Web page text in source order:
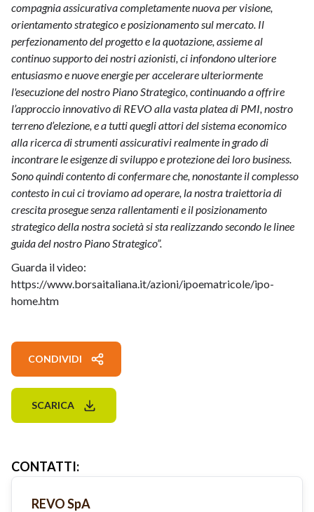
compagnia assicurativa completamente nuova per visione,
orientamento strategico e posizionamento sul mercato. Il
perfezionamento del progetto e la quotazione, assieme al
continuo supporto dei nostri azionisti, ci infondono ulteriore
entusiasmo e nuove energie per accelerare ulteriormente
l'esecuzione del nostro Piano Strategico, continuando a offrire
l’approccio innovativo di REVO alla vasta platea di PMI, nostro
terreno d’elezione, e a tutti quegli attori del sistema economico
alla ricerca di strumenti assicurativi realmente in grado di
incontrare le esigenze di sviluppo e protezione dei loro business.
Sono quindi contento di confermare che, nonostante il complesso
contesto in cui ci troviamo ad operare, la nostra traiettoria di
crescita prosegue senza rallentamenti e il posizionamento
strategico della nostra società si sta realizzando secondo le linee
guida del nostro Piano Strategico”.
Guarda il video:
https://www.borsaitaliana.it/azioni/ipoematricole/ipo-
home.htm
CONDIVIDI
SCARICA
CONTATTI:
REVO SpA